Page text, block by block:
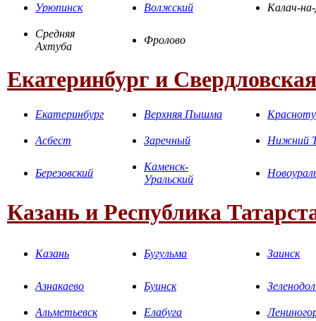
Урюпинск Волжский Калач-
Средняя
Ахтуба
Фролово
Екатеринбург и
Екатеринбург Верхняя Пышма
Асбест Заречный Нижний
Березовский
Каменск-
Уральский
Казань и Республика
Казань Бугульма Заинск
Азнакаево Буинск
Альметьевск Елабуга